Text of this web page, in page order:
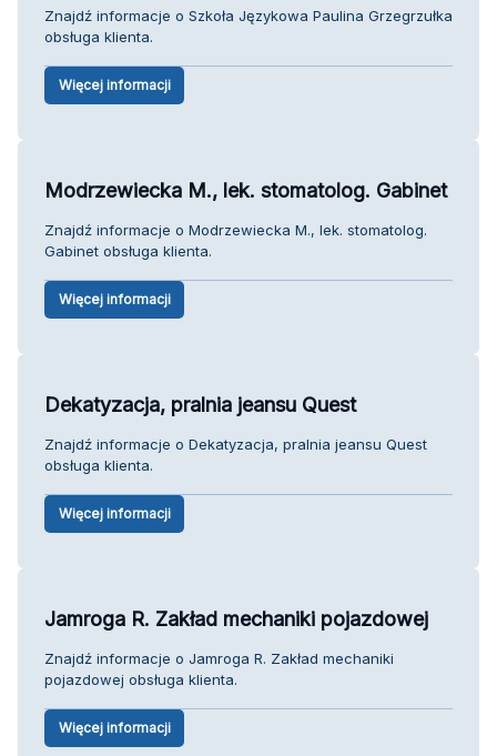
Znajdź informacje o Szkoła Językowa Paulina Grzegrzułka
obsługa klienta.
Więcej informacji
Modrzewiecka M., lek. stomatolog. Gabinet
Znajdź informacje o Modrzewiecka M., lek. stomatolog.
Gabinet obsługa klienta.
Więcej informacji
Dekatyzacja, pralnia jeansu Quest
Znajdź informacje o Dekatyzacja, pralnia jeansu Quest
obsługa klienta.
Więcej informacji
Jamroga R. Zakład mechaniki pojazdowej
Znajdź informacje o Jamroga R. Zakład mechaniki
pojazdowej obsługa klienta.
Więcej informacji